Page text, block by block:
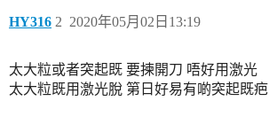
HY316 2020年05月02日13:19
2
太大粒或者突起既 要揀開刀 唔好用激光
太大粒既用激光脫 第日好易有啲突起既疤